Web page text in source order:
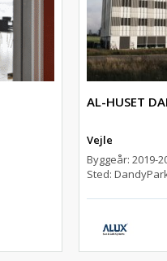
AL-HUSET
Vejle
Byggeår: 2019-
Sted: